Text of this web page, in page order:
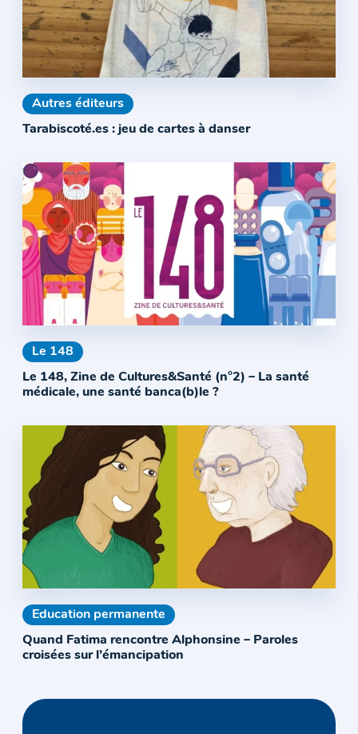
Autres éditeurs
Tarabiscoté.es : jeu de cartes à danser
Le 148
Le 148, Zine de Cultures&Santé (n°2) – La santé
médicale, une santé banca(b)le ?
Education permanente
Quand Fatima rencontre Alphonsine – Paroles
croisées sur l’émancipation